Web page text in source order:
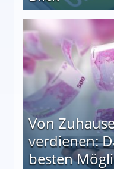
auf einen Blick
Von
verdienen:
besten